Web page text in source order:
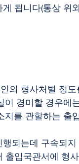
됩니다(통상 위
의 형사처벌 정
이 경미할 경우에
지를 관할하는 출
되는데 구속되
입국관서에 형